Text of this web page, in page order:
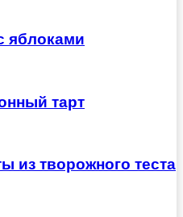
яблоками
тарт
из творожного теста